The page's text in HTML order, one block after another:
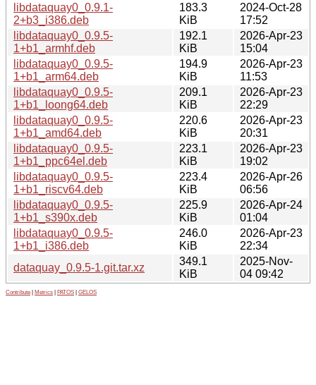
libdataquay0_0.9.1-
2+b3_i386.deb
183.3
KiB
2024-Oct-28
17:52
libdataquay0_0.9.5-
1+b1_armhf.deb
192.1
KiB
2026-Apr-23
15:04
libdataquay0_0.9.5-
1+b1_arm64.deb
194.9
KiB
2026-Apr-23
11:53
libdataquay0_0.9.5-
1+b1_loong64.deb
209.1
KiB
2026-Apr-23
22:29
libdataquay0_0.9.5-
1+b1_amd64.deb
220.6
KiB
2026-Apr-23
20:31
libdataquay0_0.9.5-
1+b1_ppc64el.deb
223.1
KiB
2026-Apr-23
19:02
libdataquay0_0.9.5-
1+b1_riscv64.deb
223.4
KiB
2026-Apr-26
06:56
libdataquay0_0.9.5-
1+b1_s390x.deb
225.9
KiB
2026-Apr-24
01:04
libdataquay0_0.9.5-
1+b1_i386.deb
246.0
KiB
2026-Apr-23
22:34
dataquay_0.9.5-1.git.tar.xz
349.1
KiB
2025-Nov-
04 09:42
Contribute Metrics PATOS GELOS